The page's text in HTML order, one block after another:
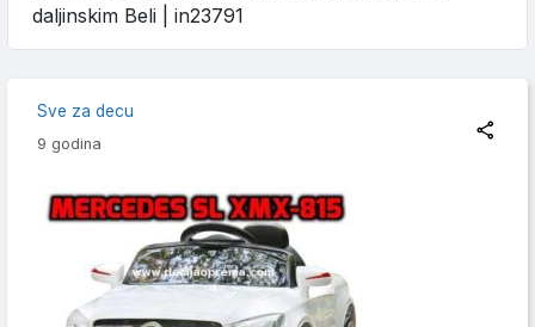
daljinskim Beli | in23791
Sve za decu
9 godina